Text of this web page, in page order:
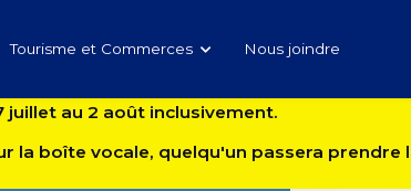
Tourisme et Commerces Nous joindre
juillet au 2 août inclusivement.
la boîte vocale, quelqu'un passera